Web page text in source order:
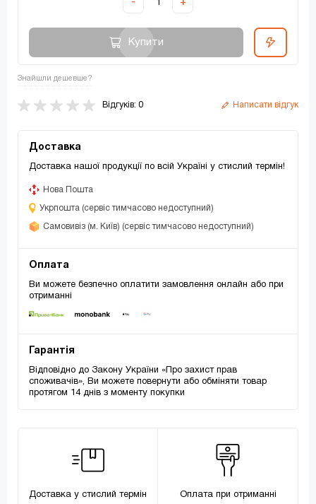
- +
Купити
Знайшли дешевше?
Відгуків: 0 Написати відгук
Доставка
Доставка нашої продукції по всій Україні у стислий термін!
Нова Пошта
Укрпошта (сервіс тимчасово недоступний)
Самовивіз (м. Київ) (сервіс тимчасово недоступний)
Оплата
Ви можете безпечно оплатити замовлення онлайн або при
отриманні
Гарантія
Відповідно до Закону України «Про захист прав
споживачів», Ви можете повернути або обміняти товар
протягом 14 днів з моменту покупки
Доставка у стислий термін Оплата при отриманні